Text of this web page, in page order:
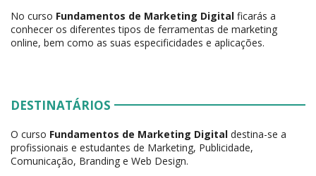
No curso Fundamentos de Marketing Digital ficarás a
conhecer os diferentes tipos de ferramentas de marketing
online, bem como as suas especificidades e aplicações.
DESTINATÁRIOS
O curso Fundamentos de Marketing Digital destina-se a
profissionais e estudantes de Marketing, Publicidade,
Comunicação, Branding e Web Design.